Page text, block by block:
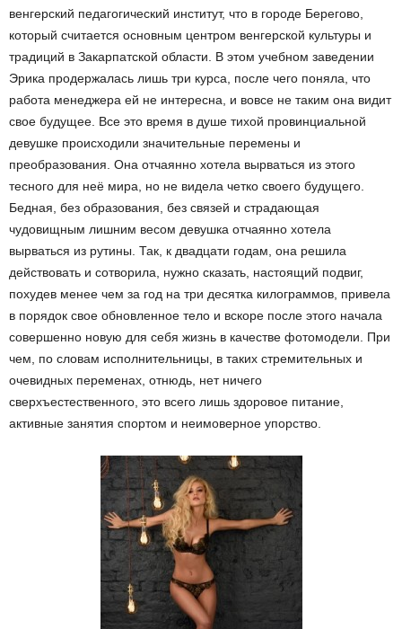
венгерский педагогический институт, что в городе Берегово,
который считается основным центром венгерской культуры и
традиций в Закарпатской области. В этом учебном заведении
Эрика продержалась лишь три курса, после чего поняла, что
работа менеджера ей не интересна, и вовсе не таким она видит
свое будущее. Все это время в душе тихой провинциальной
девушке происходили значительные перемены и
преобразования. Она отчаянно хотела вырваться из этого
тесного для неё мира, но не видела четко своего будущего.
Бедная, без образования, без связей и страдающая
чудовищным лишним весом девушка отчаянно хотела
вырваться из рутины. Так, к двадцати годам, она решила
действовать и сотворила, нужно сказать, настоящий подвиг,
похудев менее чем за год на три десятка килограммов, привела
в порядок свое обновленное тело и вскоре после этого начала
совершенно новую для себя жизнь в качестве фотомодели. При
чем, по словам исполнительницы, в таких стремительных и
очевидных переменах, отнюдь, нет ничего
сверхъестественного, это всего лишь здоровое питание,
активные занятия спортом и неимоверное упорство.